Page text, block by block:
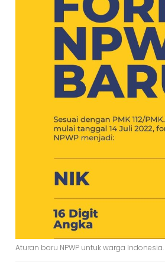
Aturan baru NPWP untuk warga Indonesia.